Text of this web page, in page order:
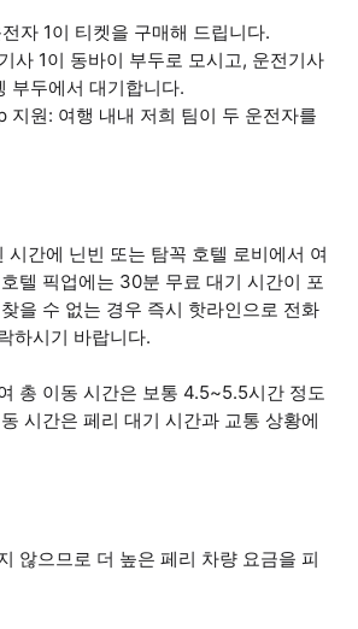
자 1이 티켓을 구매해 드립니다.
사 1이 동바이 부두로 모시고, 운전기사
부두에서 대기합니다.
지원: 여행 내내 저희 팀이 두 운전자를
시간에 닌빈 또는 탐꼭 호텔 로비에서 여
텔 픽업에는 30분 무료 대기 시간이 포
을 수 없는 경우 즉시 핫라인으로 전화
하시기 바랍니다.
총 이동 시간은 보통 4.5~5.5시간 정도
시간은 페리 대기 시간과 교통 상황에
않으므로 더 높은 페리 차량 요금을 피